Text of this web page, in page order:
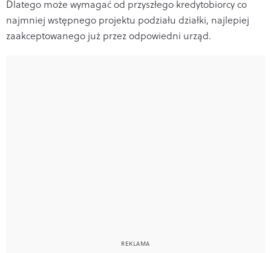
Dlatego może wymagać od przyszłego kredytobiorcy co
najmniej wstępnego projektu podziału działki, najlepiej
zaakceptowanego już przez odpowiedni urząd.